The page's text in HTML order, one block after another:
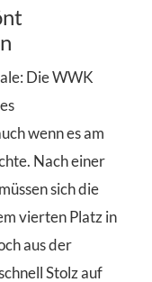
Die WWK
wenn es am
Nach einer
sich die
vierten Platz in
aus der
Stolz auf